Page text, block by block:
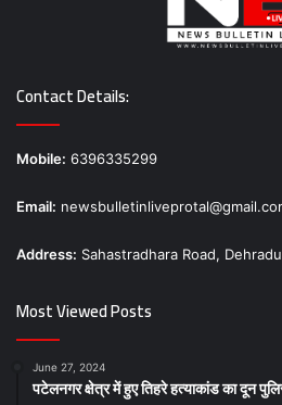
Contact Details:
Mobile: 6396335299
Email:
Address: Sahastradhara Road,
Most Viewed Posts
June 27, 2024
पटेलनगर क्षेत्र में हुए तिहरे हत्याकांड का दून